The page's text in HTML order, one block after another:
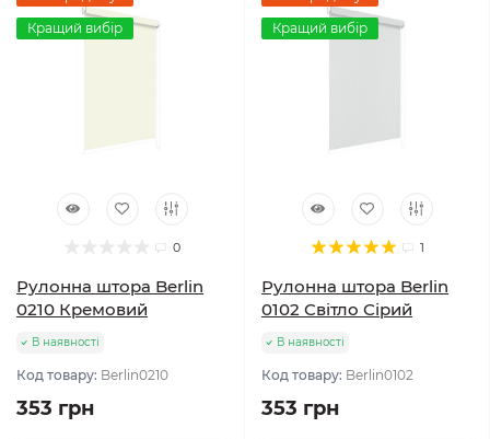
Кращий вибір
0
Рулонна штора Berlin
0210 Кремовий
В наявності
Код товару: Berlin0210
353 грн
Кращий вибір
1
Рулонна штора Berlin
0102 Світло Сірий
В наявності
Код товару: Berlin0102
353 грн